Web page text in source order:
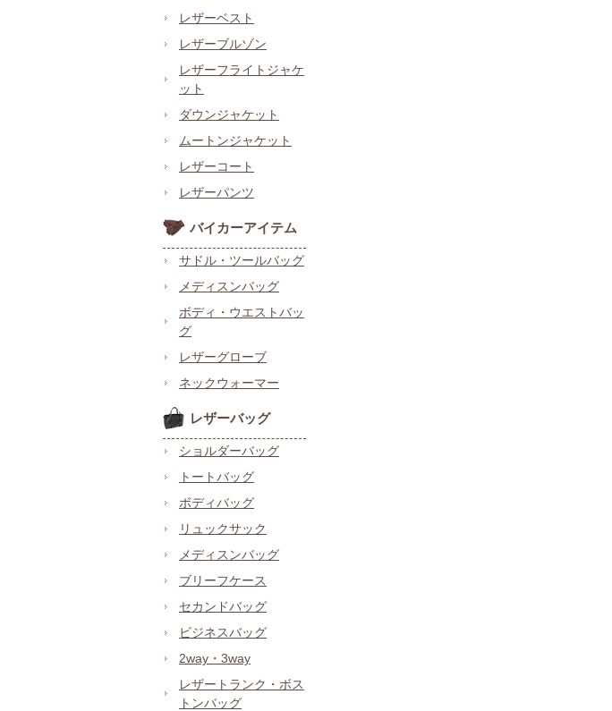
レザーベスト
レザーブルゾン
レザーフライトジャケ
ット
ダウンジャケット
ムートンジャケット
レザーコート
レザーパンツ
バイカーアイテム
サドル・ツールバッグ
メディスンバッグ
ボディ・ウエストバッ
グ
レザーグローブ
ネックウォーマー
レザーバッグ
ショルダーバッグ
トートバッグ
ボディバッグ
リュックサック
メディスンバッグ
ブリーフケース
セカンドバッグ
ビジネスバッグ
2way・3way
レザートランク・ボス
トンバッグ